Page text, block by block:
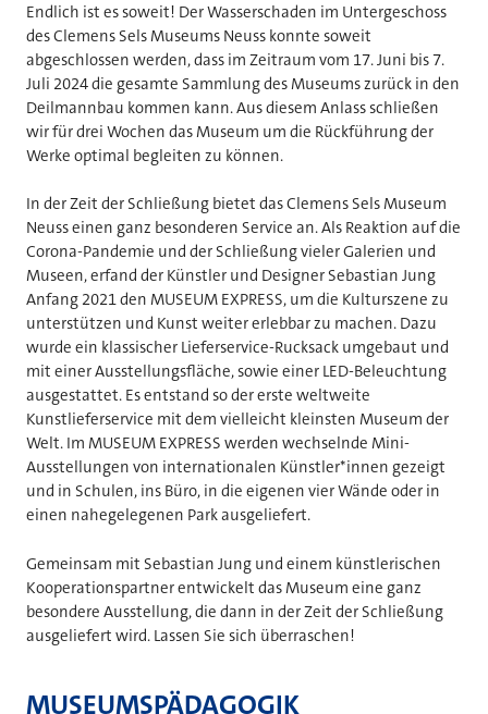
Endlich ist es soweit! Der Wasserschaden im Untergeschoss
des Clemens Sels Museums Neuss konnte soweit
abgeschlossen werden, dass im Zeitraum vom 17. Juni bis 7.
Juli 2024 die gesamte Sammlung des Museums zurück in den
Deilmannbau kommen kann. Aus diesem Anlass schließen
wir für drei Wochen das Museum um die Rückführung der
Werke optimal begleiten zu können.
In der Zeit der Schließung bietet das Clemens Sels Museum
Neuss einen ganz besonderen Service an. Als Reaktion auf die
Corona-Pandemie und der Schließung vieler Galerien und
Museen, erfand der Künstler und Designer Sebastian Jung
Anfang 2021 den MUSEUM EXPRESS, um die Kulturszene zu
unterstützen und Kunst weiter erlebbar zu machen. Dazu
wurde ein klassischer Lieferservice-Rucksack umgebaut und
mit einer Ausstellungsfläche, sowie einer LED-Beleuchtung
ausgestattet. Es entstand so der erste weltweite
Kunstlieferservice mit dem vielleicht kleinsten Museum der
Welt. Im MUSEUM EXPRESS werden wechselnde Mini-
Ausstellungen von internationalen Künstler*innen gezeigt
und in Schulen, ins Büro, in die eigenen vier Wände oder in
einen nahegelegenen Park ausgeliefert.
Gemeinsam mit Sebastian Jung und einem künstlerischen
Kooperationspartner entwickelt das Museum eine ganz
besondere Ausstellung, die dann in der Zeit der Schließung
ausgeliefert wird. Lassen Sie sich überraschen!
MUSEUMSPÄDAGOGIK